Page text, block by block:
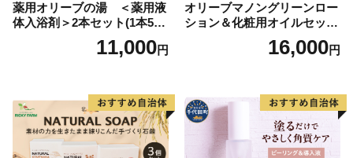
薬用オリーブの湯 ＜薬用液
体入浴剤＞2本セット(1本500
11,000円
オリーブマノングリーンロー
ション＆化粧用オイルセット
美容グッズ スキンケア 化粧
16,000円